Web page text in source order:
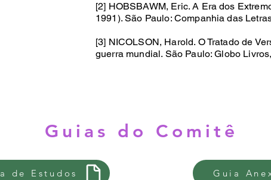
[2] HOBSBAWM, Eric. A Era dos
1991). São Paulo: Companhia das
[3] NICOLSON, Harold. O Tratado de
guerra mundial. São Paulo: Globo
Guias do Comitê
de Estudos Guia